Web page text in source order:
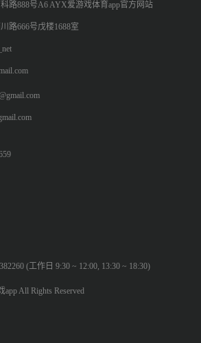
路888号A6 AYX爱游戏体育app官方网站
路666号戊楼1688室
(工作日 9:30 ~ 12:00, 13:30 ~ 18:30)
All Rights Reserved